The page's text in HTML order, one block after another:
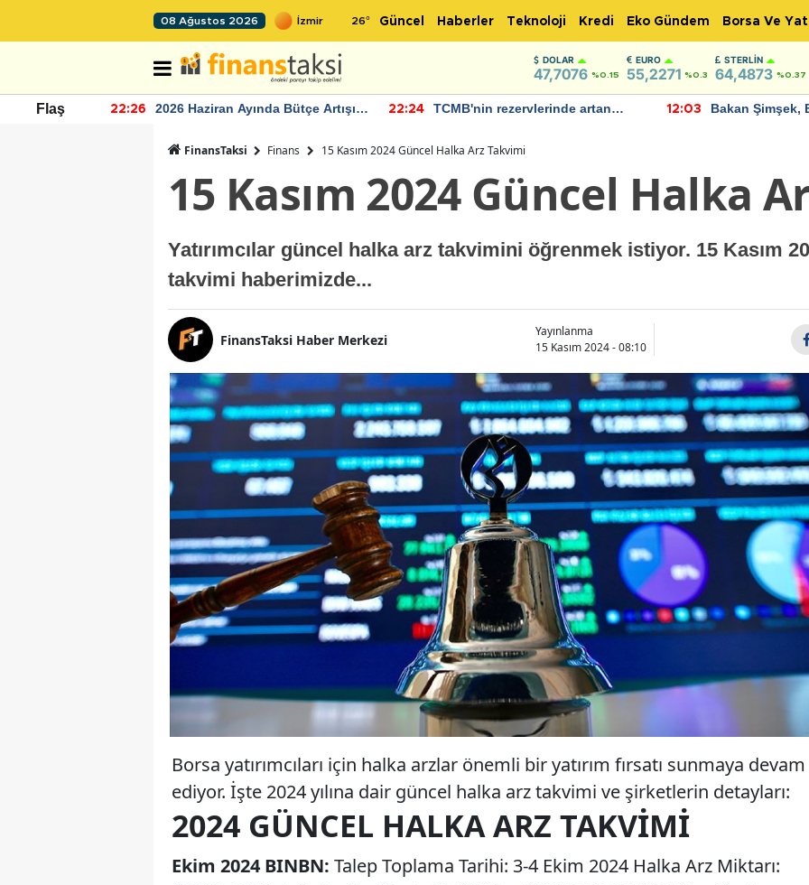
08 Ağustos 2026 26° Güncel Haberler Teknoloji Kredi Eko Gündem Borsa Ve
DOLAR
47,7076 %0.15
EURO
55,2271 %0.3
STERLIN
64,4873 %0.37
Flaş 22:26
2026 Haziran Ayında Bütçe Artışı
22:24
TCMB'nin rezervlerinde artan
12:03
Bakan Şimşek,
FinansTaksi Finans 15 Kasım 2024 Güncel Halka Arz Takvimi
15 Kasım 2024 Güncel Halka
Yatırımcılar güncel halka arz takvimini öğrenmek istiyor. 15 Kasım
takvimi haberimizde...
FinansTaksi Haber Merkezi
Yayınlanma
15 Kasım 2024 - 08:10
Borsa yatırımcıları için halka arzlar önemli bir yatırım fırsatı sunmaya devam
ediyor. İşte 2024 yılına dair güncel halka arz takvimi ve şirketlerin detayları:
2024 GÜNCEL HALKA ARZ TAKVIMI
Ekim 2024 BINBN: Talep Toplama Tarihi: 3-4 Ekim 2024 Halka Arz Miktarı: